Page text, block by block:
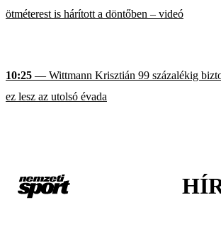
ötméterest is hárított a döntőben – videó
10:25 — Wittmann Krisztián 99 százalékig
ez lesz az utolsó évada